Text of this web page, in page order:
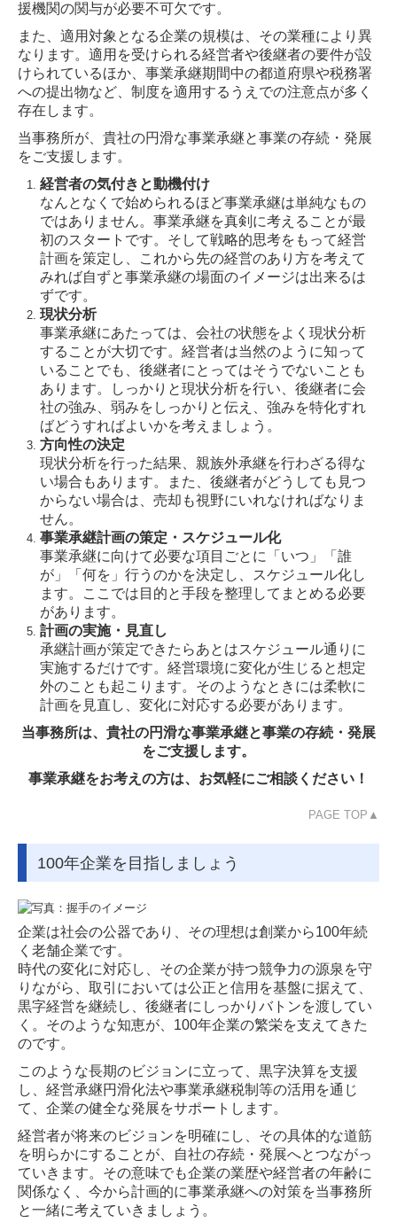
援機関の関与が必要不可欠です。
また、適用対象となる企業の規模は、その業種により異
なります。適用を受けられる経営者や後継者の要件が設
けられているほか、事業承継期間中の都道府県や税務署
への提出物など、制度を適用するうえでの注意点が多く
存在します。
当事務所が、貴社の円滑な事業承継と事業の存続・発展
をご支援します。
経営者の気付きと動機付け
なんとなくで始められるほど事業承継は単純なもの
ではありません。事業承継を真剣に考えることが最
初のスタートです。そして戦略的思考をもって経営
計画を策定し、これから先の経営のあり方を考えて
みれば自ずと事業承継の場面のイメージは出来るは
ずです。
現状分析
事業承継にあたっては、会社の状態をよく現状分析
することが大切です。経営者は当然のように知って
いることでも、後継者にとってはそうでないことも
あります。しっかりと現状分析を行い、後継者に会
社の強み、弱みをしっかりと伝え、強みを特化すれ
ばどうすればよいかを考えましょう。
方向性の決定
現状分析を行った結果、親族外承継を行わざる得な
い場合もあります。また、後継者がどうしても見つ
からない場合は、売却も視野にいれなければなりま
せん。
事業承継計画の策定・スケジュール化
事業承継に向けて必要な項目ごとに「いつ」「誰
が」「何を」行うのかを決定し、スケジュール化し
ます。ここでは目的と手段を整理してまとめる必要
があります。
計画の実施・見直し
承継計画が策定できたらあとはスケジュール通りに
実施するだけです。経営環境に変化が生じると想定
外のことも起こります。そのようなときには柔軟に
計画を見直し、変化に対応する必要があります。
当事務所は、貴社の円滑な事業承継と事業の存続・発展
をご支援します。
事業承継をお考えの方は、お気軽にご相談ください！
PAGE TOP▲
100年企業を目指しましょう
企業は社会の公器であり、その理想は創業から100年続
く老舗企業です。
時代の変化に対応し、その企業が持つ競争力の源泉を守
りながら、取引においては公正と信用を基盤に据えて、
黒字経営を継続し、後継者にしっかりバトンを渡してい
く。そのような知恵が、100年企業の繁栄を支えてきた
のです。
このような長期のビジョンに立って、黒字決算を支援
し、経営承継円滑化法や事業承継税制等の活用を通じ
て、企業の健全な発展をサポートします。
経営者が将来のビジョンを明確にし、その具体的な道筋
を明らかにすることが、自社の存続・発展へとつながっ
ていきます。その意味でも企業の業歴や経営者の年齢に
関係なく、今から計画的に事業承継への対策を当事務所
と一緒に考えていきましょう。